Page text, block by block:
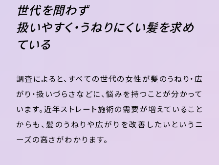
世代を問わず
扱いやすく・うねりにくい髪を求め
ている
調査によると、すべての世代の女性が髪のうねり・広
がり・扱いづらさなどに、悩みを持つことが分かって
います。近年ストレート施術の需要が増えていること
からも、髪のうねりや広がりを改善したいというニ
ーズの高さがわかります。